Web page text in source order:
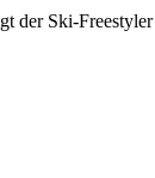
Ski-